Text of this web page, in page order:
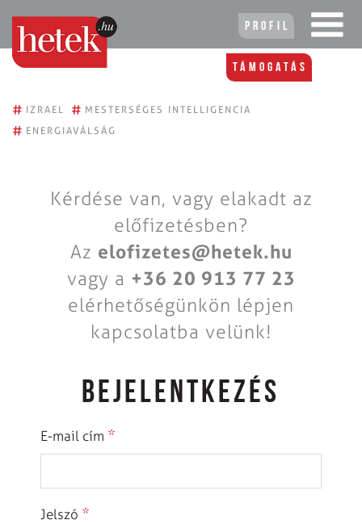
Profil
Támogatás
# IZRAEL # MESTERSÉGES INTELLIGENCIA
# ENERGIAVÁLSÁG
Kérdése van, vagy elakadt az
előfizetésben?
Az elofizetes@hetek.hu
vagy a +36 20 913 77 23
elérhetőségünkön lépjen
kapcsolatba velünk!
BEJELENTKEZÉS
E-mail cím *
Jelszó *